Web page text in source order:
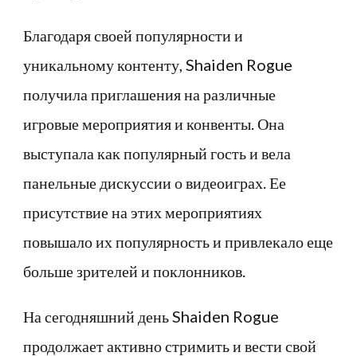
Благодаря своей популярности и
уникальному контенту, Shaiden Rogue
получила приглашения на различные
игровые мероприятия и конвенты. Она
выступала как популярный гость и вела
панельные дискуссии о видеоиграх. Ее
присутствие на этих мероприятиях
повышало их популярность и привлекало еще
больше зрителей и поклонников.
На сегодняшний день Shaiden Rogue
продолжает активно стримить и вести свой